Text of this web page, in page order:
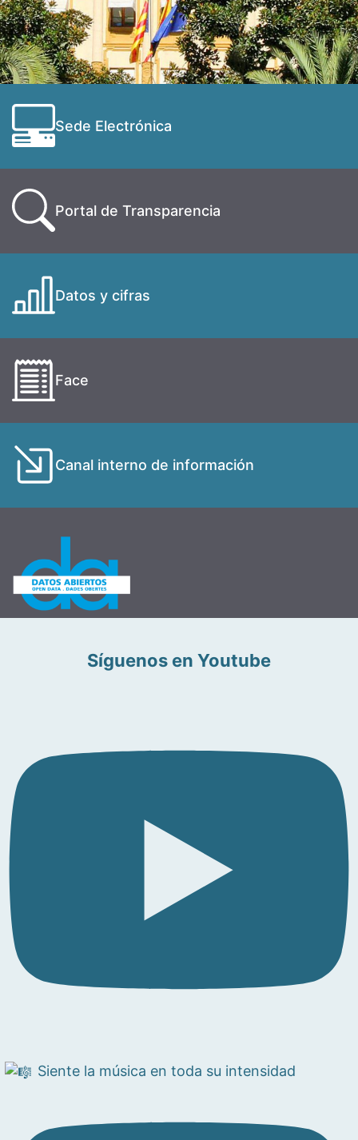
Sede Electrónica
Portal de Transparencia
Datos y cifras
Face
Canal interno de información
Síguenos en Youtube
Siente la música en toda su intensidad